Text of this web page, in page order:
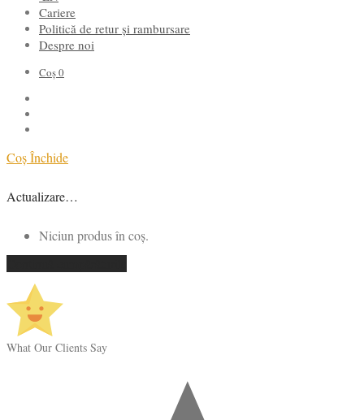
Cariere
Politică de retur și rambursare
Despre noi
Coș0
CoșÎnchide
Actualizare…
Niciun produs în coș.
What Our Clients Say